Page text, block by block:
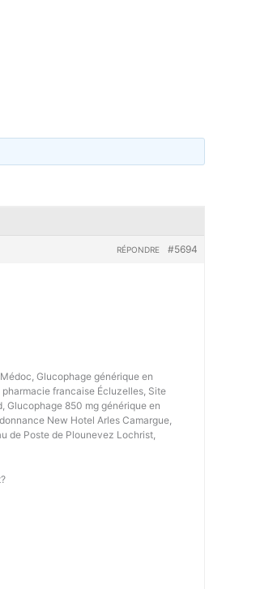
#5694
RÉPONDRE
Glucophage générique en
francaise Écluzelles, Site
Glucophage 850 mg générique en
New Hotel Arles Camargue,
de Poste de Plounevez Lochrist,